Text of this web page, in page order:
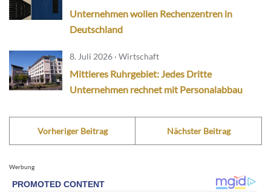
Unternehmen wollen Rechenzentren in
Deutschland
8. Juli 2026 · Wirtschaft
Mittleres Ruhrgebiet: Jedes Dritte
Unternehmen rechnet mit Personalabbau
Vorheriger Beitrag Nächster Beitrag
Werbung